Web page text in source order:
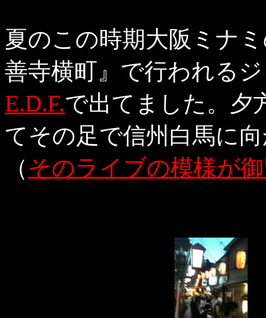
夏のこの時期大阪ミナ
善寺横町』で行われる
E.D.F.で出てました。夕
てその足で信州白馬に
（ そのライブの模様が